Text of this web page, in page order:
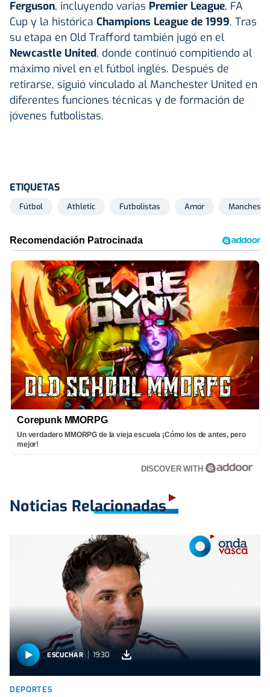
Ferguson, incluyendo varias Premier League, FA
Cup y la histórica Champions League de 1999. Tras
su etapa en Old Trafford también jugó en el
Newcastle United, donde continuó compitiendo al
máximo nivel en el fútbol inglés. Después de
retirarse, siguió vinculado al Manchester United en
diferentes funciones técnicas y de formación de
jóvenes futbolistas.
ETIQUETAS
Fútbol Athletic Futbolistas Amor
Corepunk MMORPG
Un verdadero MMORPG de la vieja escuela ¡Cómo los de antes, pero
mejor!
DISCOVER WITH
Noticias Relacionadas
ESCUCHAR 19:30
DEPORTES